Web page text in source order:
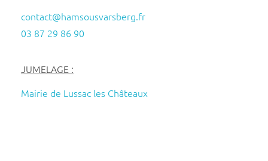
contact@hamsousvarsberg.fr
03 87 29 86 90
JUMELAGE :
Mairie de Lussac les Châteaux